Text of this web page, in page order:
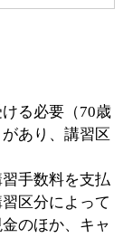
る必要（70歳
あり、講習区
手数料を支払
区分によって
のほか、キャ